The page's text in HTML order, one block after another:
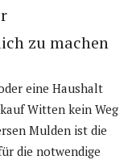
zu machen
eine Haushalt
Witten kein Weg
Mulden ist die
die notwendige